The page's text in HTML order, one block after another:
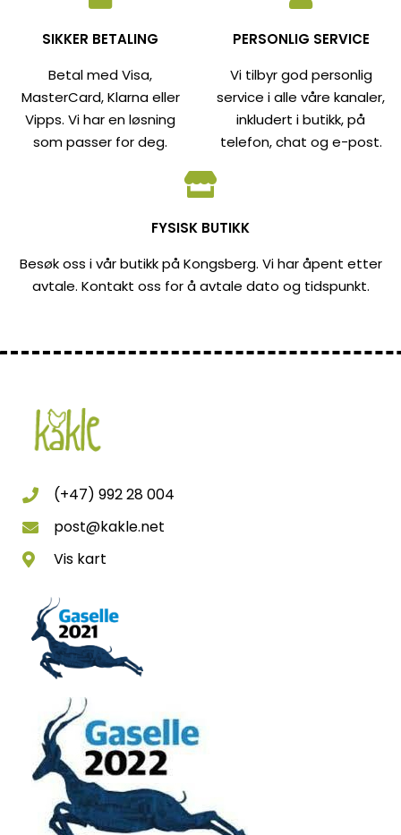
SIKKER BETALING
Betal med Visa,
MasterCard, Klarna eller
Vipps. Vi har en løsning
som passer for deg.
PERSONLIG SERVICE
Vi tilbyr god personlig
service i alle våre kanaler,
inkludert i butikk, på
telefon, chat og e-post.
FYSISK BUTIKK
Besøk oss i vår butikk på Kongsberg. Vi har åpent etter
avtale. Kontakt oss for å avtale dato og tidspunkt.
(+47) 992 28 004
post@kakle.net
Vis kart